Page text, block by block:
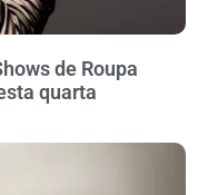
de Roupa
quarta